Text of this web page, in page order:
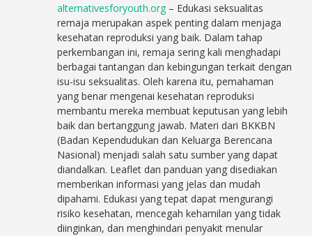
alternativesforyouth.org – Edukasi seksualitas
remaja merupakan aspek penting dalam menjaga
kesehatan reproduksi yang baik. Dalam tahap
perkembangan ini, remaja sering kali menghadapi
berbagai tantangan dan kebingungan terkait dengan
isu-isu seksualitas. Oleh karena itu, pemahaman
yang benar mengenai kesehatan reproduksi
membantu mereka membuat keputusan yang lebih
baik dan bertanggung jawab. Materi dari BKKBN
(Badan Kependudukan dan Keluarga Berencana
Nasional) menjadi salah satu sumber yang dapat
diandalkan. Leaflet dan panduan yang disediakan
memberikan informasi yang jelas dan mudah
dipahami. Edukasi yang tepat dapat mengurangi
risiko kesehatan, mencegah kehamilan yang tidak
diinginkan, dan menghindari penyakit menular